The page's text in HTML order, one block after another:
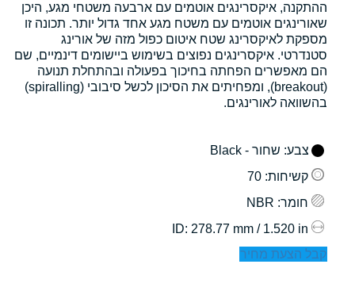
ההתקנה, איקסרינגים אוטמים עם ארבעה משטחי מגע, היכן
שאורינגים אוטמים עם משטח מגע אחד גדול יותר. תכונה זו
מספקת לאיקסרינג שטח איטום כפול מזה של אורינג
סטנדרטי. איקסרינגים נפוצים בשימוש ביישומים דינמיים, שם
הם מאפשרים הפחתה בחיכוך בפעולה ובהתחלת תנועה
(breakout), ומפחיתים את הסיכון לכשל סיבובי (spiralling)
בהשוואה לאורינגים.
צבע: שחור - Black
קשיחות: 70
חומר: NBR
: 278.77 mm / 1.520 in
קבל הצעת מחיר